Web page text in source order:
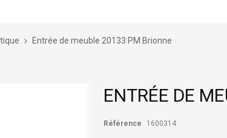
Entrée de meuble 20133 PM Brionne
ENTRÉE DE
Référence 1600314